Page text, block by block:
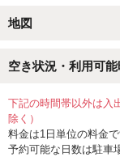
地図
空き状況・利用可
下記の時間帯以外は入
除く）
料金は1日単位の料金で
予約可能な日数は駐車